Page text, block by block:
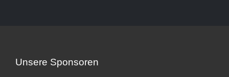
Unsere Sponsoren